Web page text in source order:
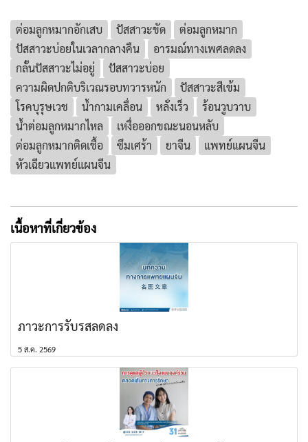
ต่อมลูกหมากอักเสบ ปัสสาวะขัด
ต่อมลูกหมาก
ปัสสาวะบ่อยในเวลากลางคืน
อารมณ์ทางเพศลดลง
กลั้นปัสสาวะไม่อยู่
ปัสสาวะบ่อย
ความผิดปกติบริเวณรอบทวารหนัก
ปัสสาวะสีเข้ม
โรคบุรุษเวช
น้ำกามเคลื่อน หลั่งเร็ว
ร้อนวูบวาบ
น้ำต่อมลูกหมากไหล
เหงื่อออกขณะนอนหลับ
ต่อมลูกหมากติดเชื้อ
ซึมเศร้า ยาจีน
แพทย์แผนจีน
หัวเฉียวแพทย์แผนจีน
เนื้อหาที่เกี่ยวข้อง
ภาวะการรับรสลดลง
5 ส.ค. 2569